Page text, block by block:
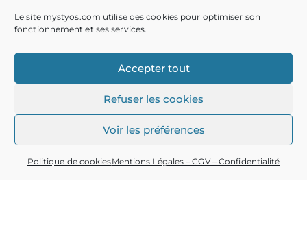
Le site mystyos.com utilise des cookies pour optimiser son
fonctionnement et ses services.
Accepter tout
Refuser les cookies
Voir les préférences
Politique de cookiesMentions Légales – CGV – Confidentialité
ARTISAN D'ART
RECONNAISSANCE D'UN SAVOIR-FAIRE COMPLEXE & UNIQUE